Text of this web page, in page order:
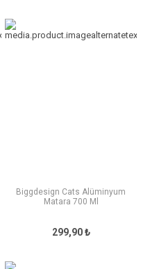
Biggdesign Cats Alüminyum
Matara 700 Ml
299,90 ₺